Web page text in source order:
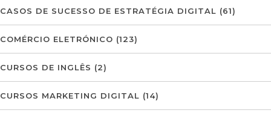
CASOS DE SUCESSO DE ESTRATÉGIA DIGITAL (61)
COMÉRCIO ELETRÓNICO (123)
CURSOS DE INGLÊS (2)
CURSOS MARKETING DIGITAL (14)